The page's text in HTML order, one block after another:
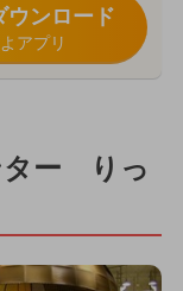
ウンロード
アプリ
ター りっ